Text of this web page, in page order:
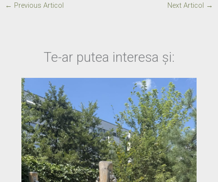
← Previous Articol Next Articol →
Te-ar putea interesa și: